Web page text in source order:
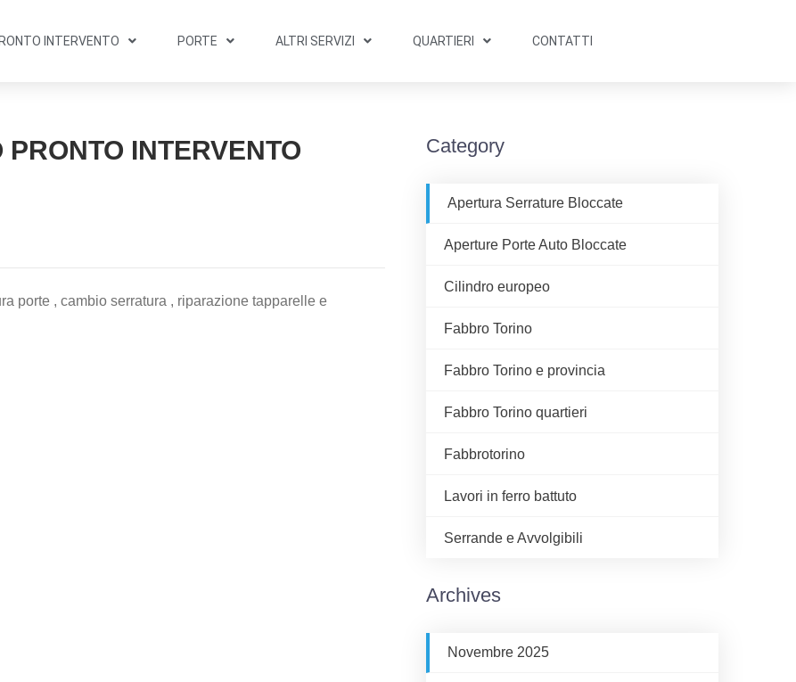
INTERVENTO PORTE ALTRI SERVIZI QUARTIERI CONTATTI
INTERVENTO
porte , cambio serratura , riparazione tapparelle e
Category
Apertura Serrature Bloccate
Aperture Porte Auto Bloccate
Cilindro europeo
Fabbro Torino
Fabbro Torino e provincia
Fabbro Torino quartieri
Fabbrotorino
Lavori in ferro battuto
Serrande e Avvolgibili
Archives
Novembre 2025